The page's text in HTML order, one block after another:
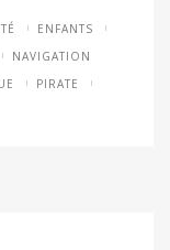
ENFANTS
NAVIGATION
PIRATE